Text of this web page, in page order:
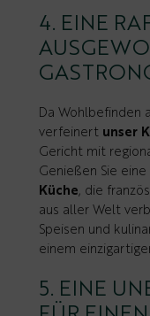
4. EINE
Da Wohlbefinden
verfeinert unser
Gericht mit
Genießen Sie eine
Küche, die
aus aller Welt
Speisen und
einem
5. EINE